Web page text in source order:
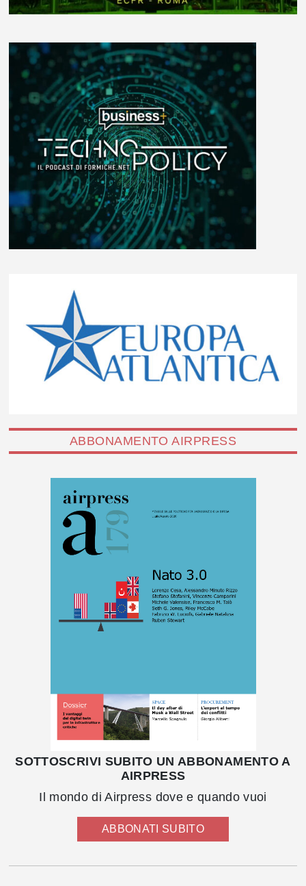
ABBONAMENTO AIRPRESS
SOTTOSCRIVI SUBITO UN ABBONAMENTO A
AIRPRESS
Il mondo di Airpress dove e quando vuoi
ABBONATI SUBITO